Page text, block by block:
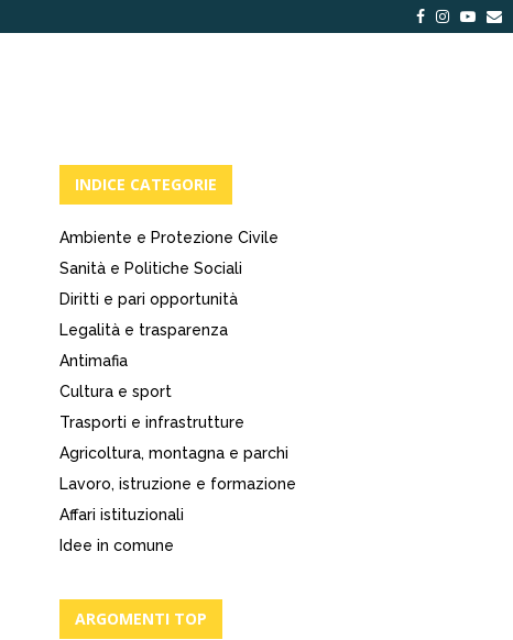
Facebook
INDICE CATEGORIE
Ambiente e Protezione Civile
Sanità e Politiche Sociali
Diritti e pari opportunità
Legalità e trasparenza
Antimafia
Cultura e sport
Trasporti e infrastrutture
Agricoltura, montagna e parchi
Lavoro, istruzione e formazione
Affari istituzionali
Idee in comune
ARGOMENTI TOP